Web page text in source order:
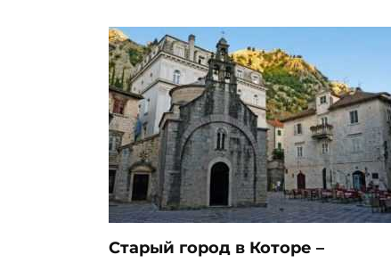
Старый город в Которе –